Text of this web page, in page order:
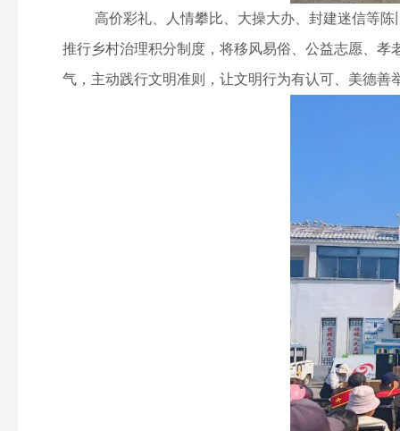
高价彩礼、人情攀比、大操大办、封建迷信等陈
推行乡村治理积分制度，将移风易俗、公益志愿、
气，主动践行文明准则，让文明行为有认可、美德